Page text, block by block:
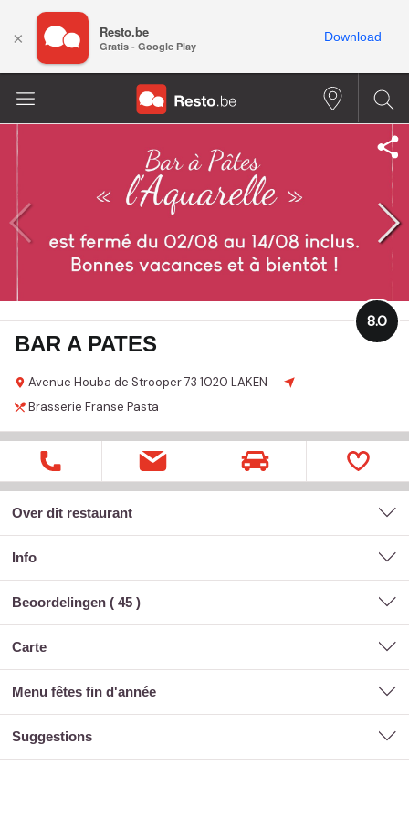
BAR A PATES
Avenue Houba de Strooper 73 1020 LAKEN
8.0
Brasserie Franse Pasta
Over dit restaurant
Info
Beoordelingen ( 45 )
carte
menu fêtes fin d'année
suggestions
× Resto.be
Gratis - Google Play
Download